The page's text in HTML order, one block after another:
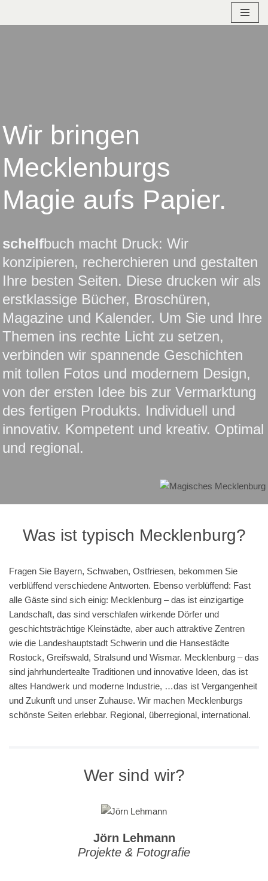
Wir bringen
Mecklenburgs
Magie aufs Papier.
schelfbuch macht Druck: Wir
konzipieren, recherchieren und gestalten
Ihre besten Seiten. Diese drucken wir als
erstklassige Bücher, Broschüren,
Magazine und Kalender. Um Sie und Ihre
Themen ins rechte Licht zu setzen,
verbinden wir spannende Geschichten
mit tollen Fotos und modernem Design,
von der ersten Idee bis zur Vermarktung
des fertigen Produkts. Individuell und
innovativ. Kompetent und kreativ. Optimal
und regional.
Was ist typisch Mecklenburg?
Fragen Sie Bayern, Schwaben, Ostfriesen, bekommen Sie
verblüffend verschiedene Antworten. Ebenso verblüffend: Fast
alle Gäste sind sich einig: Mecklenburg – das ist einzigartige
Landschaft, das sind verschlafen wirkende Dörfer und
geschichtsträchtige Kleinstädte, aber auch attraktive Zentren
wie die Landeshauptstadt Schwerin und die Hansestädte
Rostock, Greifswald, Stralsund und Wismar. Mecklenburg – das
sind jahrhundertealte Traditionen und innovative Ideen, das ist
altes Handwerk und moderne Industrie, …das ist Vergangenheit
und Zukunft und unser Zuhause. Wir machen Mecklenburgs
schönste Seiten erlebbar. Regional, überregional, international.
Wer sind wir?
Jörn Lehmann
Projekte & Fotografie